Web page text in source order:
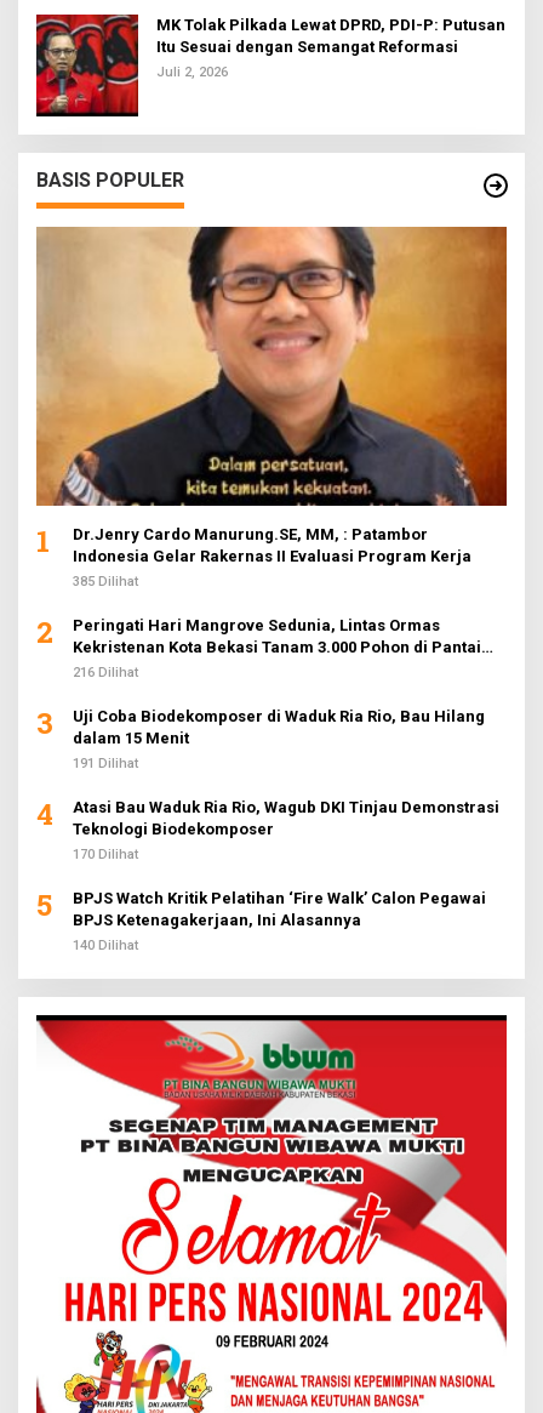
MK Tolak Pilkada Lewat DPRD, PDI-P: Putusan
Itu Sesuai dengan Semangat Reformasi
Juli 2, 2026
BASIS POPULER
1
Dr.Jenry Cardo Manurung.SE, MM, : Patambor
Indonesia Gelar Rakernas II Evaluasi Program Kerja
385 Dilihat
2
Peringati Hari Mangrove Sedunia, Lintas Ormas
Kekristenan Kota Bekasi Tanam 3.000 Pohon di Pantai
Sederhana
216 Dilihat
3
Uji Coba Biodekomposer di Waduk Ria Rio, Bau Hilang
dalam 15 Menit
191 Dilihat
4
Atasi Bau Waduk Ria Rio, Wagub DKI Tinjau Demonstrasi
Teknologi Biodekomposer
170 Dilihat
5
BPJS Watch Kritik Pelatihan ‘Fire Walk’ Calon Pegawai
BPJS Ketenagakerjaan, Ini Alasannya
140 Dilihat